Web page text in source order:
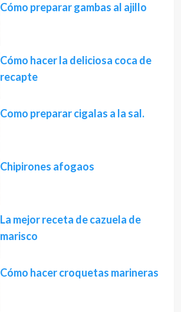
Cómo preparar gambas al ajillo
Cómo hacer la deliciosa coca de
recapte
Como preparar cigalas a la sal.
Chipirones afogaos
La mejor receta de cazuela de
marisco
Cómo hacer croquetas marineras